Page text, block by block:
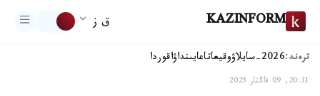
KAZINFORM ق ز
ترەند:2026-سايلاۋ وقيعاتاعايىنداۋاقوردا
20:31, 09 قاڭتار 2025